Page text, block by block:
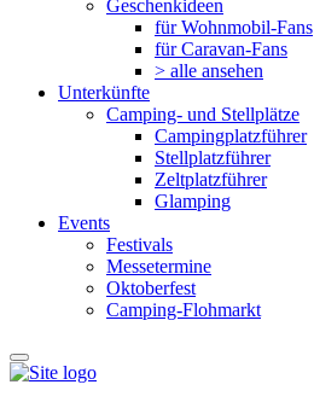
Geschenkideen
für Wohnmobil-Fans
für Caravan-Fans
> alle ansehen
Unterkünfte
Camping- und Stellplätze
Campingplatzführer
Stellplatzführer
Zeltplatzführer
Glamping
Events
Festivals
Messetermine
Oktoberfest
Camping-Flohmarkt